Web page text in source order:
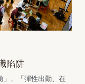
陷阱
」、「彈性出勤、在